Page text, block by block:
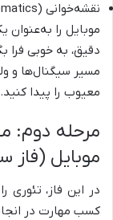
موبایل را
دقیق، به خوبی فرا
مسیر سیگنال‌ها و
معیوب را پیدا کنید.
مرحله دوم:
موبایل (فاز
در این فاز،
کسب مهارت در انجام